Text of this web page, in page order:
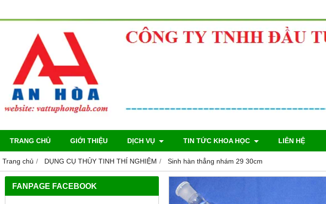
TRANG CHỦ GIỚI THIỆU DỊCH VỤ TIN TỨC KHOA HỌC LIÊN HỆ
Trang chủ DỤNG CỤ THỦY TINH THÍ NGHIỆM Sinh hàn thẳng nhám 29 30cm
FANPAGE FACEBOOK